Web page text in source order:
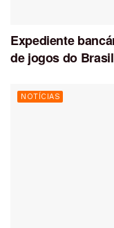
Expediente
de jogos do
NOTÍCIAS